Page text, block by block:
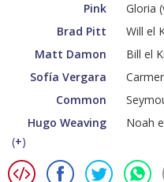
Pink
Gloria
Brad Pitt
Will el
Matt Damon
Bill el
Sofía Vergara
Common
Hugo Weaving
Noah
(+)